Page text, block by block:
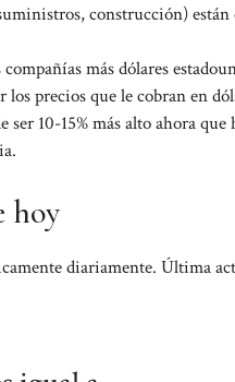
construcción) están
más dólares
precios que le cobran en
10-15% más alto ahora
hoy
diariamente. Última